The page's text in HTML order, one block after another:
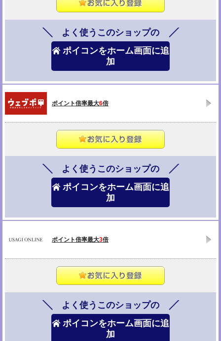
よく使うこのショップの
ポイコンをホーム画面に追
加
ポイント倍率最大6倍
よく使うこのショップの
ポイコンをホーム画面に追
加
ポイント倍率最大3倍
よく使うこのショップの
ポイコンをホーム画面に追
加